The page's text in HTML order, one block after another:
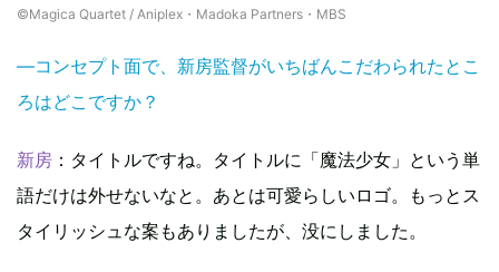
©Magica Quartet / Aniplex・Madoka Partners・MBS
―コンセプト面で、新房監督がいちばんこだわられたとこ
ろはどこですか？
新房 ：タイトルですね。タイトルに「魔法少女」という単
語だけは外せないなと。あとは可愛らしいロゴ。もっとス
タイリッシュな案もありましたが、没にしました。